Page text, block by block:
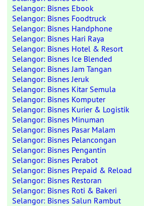
Selangor: Bisnes Ebook
Selangor: Bisnes Foodtruck
Selangor: Bisnes Handphone
Selangor: Bisnes Hari Raya
Selangor: Bisnes Hotel & Resort
Selangor: Bisnes Ice Blended
Selangor: Bisnes Jam Tangan
Selangor: Bisnes Jeruk
Selangor: Bisnes Kitar Semula
Selangor: Bisnes Komputer
Selangor: Bisnes Kurier & Logistik
Selangor: Bisnes Minuman
Selangor: Bisnes Pasar Malam
Selangor: Bisnes Pelancongan
Selangor: Bisnes Pengantin
Selangor: Bisnes Perabot
Selangor: Bisnes Prepaid & Reload
Selangor: Bisnes Restoran
Selangor: Bisnes Roti & Bakeri
Selangor: Bisnes Salun Rambut